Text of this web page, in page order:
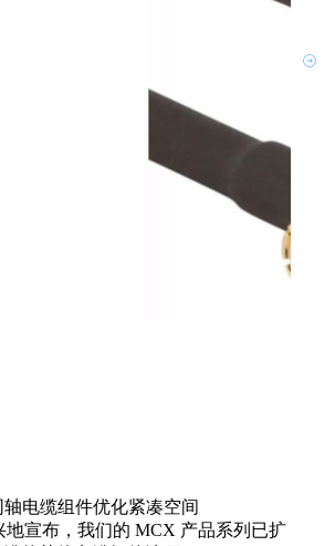
电缆组件优化紧凑空间
地宣布，我们的 MCX 产品系列已扩